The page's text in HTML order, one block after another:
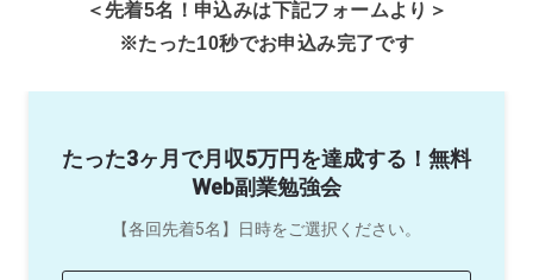
＜先着5名！申込みは下記フォームより＞
※たった10秒でお申込み完了です